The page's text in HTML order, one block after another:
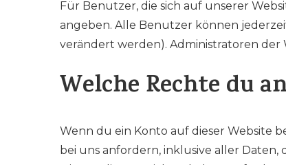
Für Benutzer, die sich auf unserer
angeben. Alle Benutzer können
verändert werden). Administratoren der
Welche Rechte du
Wenn du ein Konto auf dieser Website
bei uns anfordern, inklusive aller